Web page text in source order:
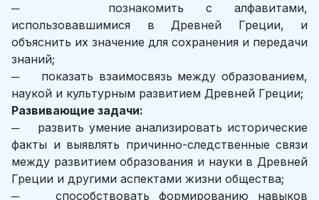
─ познакомить с алфавитами,
использовавшимися в Древней Греции, и
объяснить их значение для сохранения и передачи
знаний;
─ показать взаимосвязь между образованием,
наукой и культурным развитием Древней Греции;
Развивающие задачи:
─ развить умение анализировать исторические
факты и выявлять причинно-следственные связи
между развитием образования и науки в Древней
Греции и другими аспектами жизни общества;
─ способствовать формированию навыков